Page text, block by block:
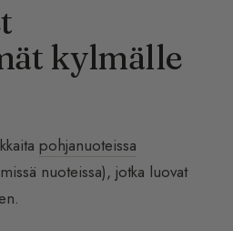
kylmälle
pohjanuoteissa
nuoteissa), jotka luovat